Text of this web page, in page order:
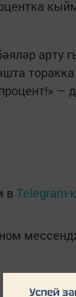
арту
—
в Telegram-